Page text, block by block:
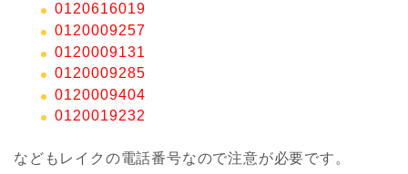
0120616019
0120009257
0120009131
0120009285
0120009404
0120019232
などもレイクの電話番号なので注意が必要です。